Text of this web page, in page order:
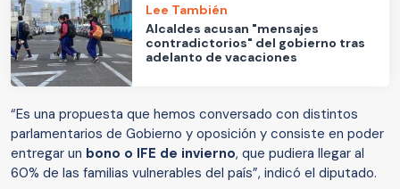
Lee También
Alcaldes acusan "mensajes
contradictorios" del gobierno tras
adelanto de vacaciones
“Es una propuesta que hemos conversado con distintos
parlamentarios de Gobierno y oposición y consiste en poder
entregar un bono o IFE de invierno, que pudiera llegar al
60% de las familias vulnerables del país”, indicó el diputado.